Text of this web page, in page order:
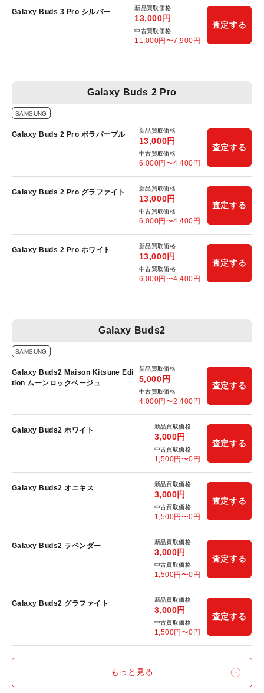
Galaxy Buds 3 Pro シルバー 新品買取価格
13,000円
中古買取価格
11,000円〜7,900円
査定する
Galaxy Buds 2 Pro
SAMSUNG
Galaxy Buds 2 Pro ボラパープル 新品買取価格
13,000円
中古買取価格
6,000円〜4,400円
査定する
Galaxy Buds 2 Pro グラファイト 新品買取価格
13,000円
中古買取価格
6,000円〜4,400円
査定する
Galaxy Buds 2 Pro ホワイト 新品買取価格
13,000円
中古買取価格
6,000円〜4,400円
査定する
Galaxy Buds2
SAMSUNG
Galaxy Buds2 Maison Kitsune Edi
tion ムーンロックベージュ
新品買取価格
5,000円
中古買取価格
4,000円〜2,400円
査定する
Galaxy Buds2 ホワイト 新品買取価格
3,000円
中古買取価格
1,500円〜0円
査定する
Galaxy Buds2 オニキス 新品買取価格
3,000円
中古買取価格
1,500円〜0円
査定する
Galaxy Buds2 ラベンダー 新品買取価格
3,000円
中古買取価格
1,500円〜0円
査定する
Galaxy Buds2 グラファイト 新品買取価格
3,000円
中古買取価格
1,500円〜0円
査定する
もっと見る